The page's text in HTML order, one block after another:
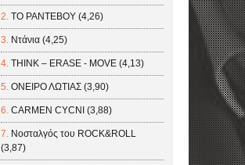
ΤΟ ΡΑΝΤΕΒΟΥ (4,26)
Ντάνια (4,25)
THINK – ERASE - MOVE (4,13)
ΟΝΕΙΡΟ ΛΩΤΙΑΣ (3,90)
CARMEN CYCNI (3,88)
Νοσταλγός του ROCK&ROLL
(3,87)